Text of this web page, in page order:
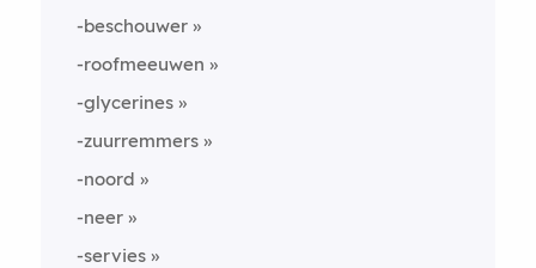
-beschouwer
-roofmeeuwen
-glycerines
-zuurremmers
-noord
-neer
-servies